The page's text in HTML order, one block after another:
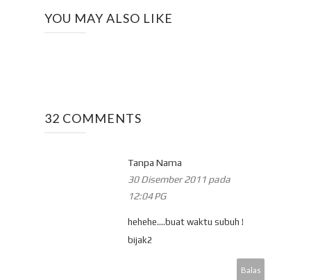
YOU MAY ALSO LIKE
32 COMMENTS
Tanpa Nama
30 Disember 2011 pada
12:04 PG
hehehe....buat waktu subuh !
bijak2
Balas